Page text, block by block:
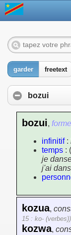
garder freetext
bozui
bozui,
infinitif:
temps : (
je
j'ai
kozua,
15 : ko- (verbes))
kozwa,